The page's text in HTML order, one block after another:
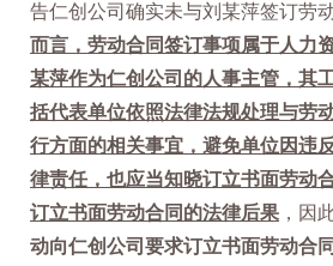
告仁创公司确实未与刘某萍签订劳
而言，劳动合同签订事项属于人力
某萍作为仁创公司的人事主管，其
括代表单位依照法律法规处理与劳
行方面的相关事宜，避免单位因违
律责任，也应当知晓订立书面劳动
订立书面劳动合同的法律后果 ，因
动向仁创公司要求订立书面劳动合